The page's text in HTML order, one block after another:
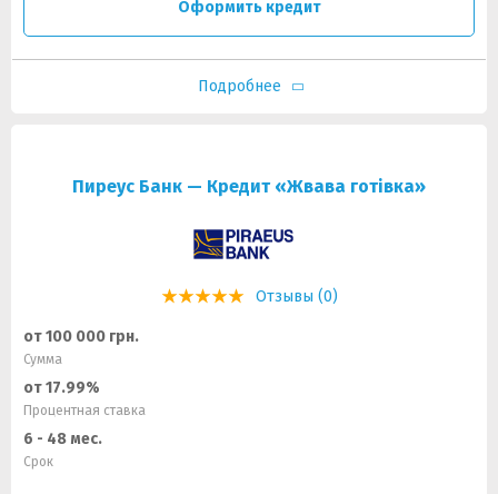
Оформить кредит
Подробнее
Пиреус Банк — Кредит «Жвава готівка»
Отзывы (0)
от 100 000 грн.
Сумма
от 17.99%
Процентная ставка
6 - 48 мес.
Срок